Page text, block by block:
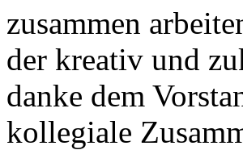
zusammen
der kreativ und
danke dem
kollegiale